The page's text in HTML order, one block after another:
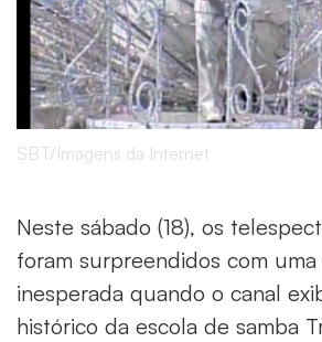
SBT/Imagens da Internet
Neste sábado (18), os
foram surpreendidos com
inesperada quando o canal
histórico da escola de samba